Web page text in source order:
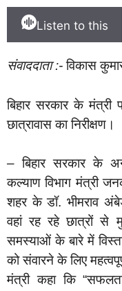
Listen to this
संवाददाता :-विकास
बिहार सरकार के मंत्री
छात्रावास का निरीक्षण।
– बिहार सरकार के
कल्याण विभाग मंत्री
शहर के डॉ. भीमराव
वहां रह रहे छात्रों से
समस्याओं के बारे में
को संवारने के लिए
मंत्री कहा कि